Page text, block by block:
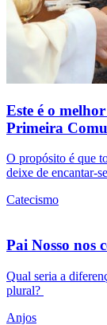
Este é o
Primeira
O propósito é que
deixe de encantar-
Catecismo
Pai Nosso nos
Qual seria a
plural?
Anjos